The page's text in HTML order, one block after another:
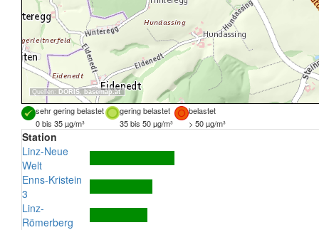
Quellen: DORIS, basemap.at
sehr gering belastet gering belastet
belastet
0 bis 35 µg/m³
35 bis 50 µg/m³ > 50 µg/m³
Station
Linz-Neue
Welt
Enns-Kristein
3
Linz-
Römerberg